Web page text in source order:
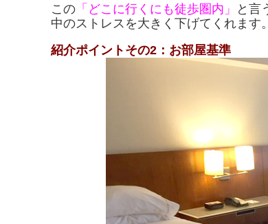
この 「どこに行くにも徒歩圏内」
と言
中のストレスを大きく下げてくれます。
紹介ポイントその2：お部屋基準